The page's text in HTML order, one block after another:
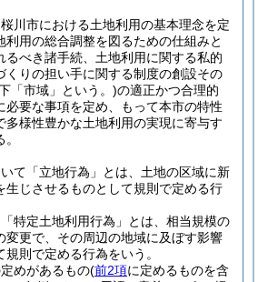
川市における土地利用の基本理念を定
利用の総合調整を図るための仕組みと
るべき諸手続、土地利用に関する私的
くりの担い手に関する制度の創設その
「市域」という。)の適正かつ合理的
必要な事項を定め、もって本市の特性
多様性豊かな土地利用の実現に寄与す
て「立地行為」とは、土地の区域に新
生じさせるものとして規則で定める行
特定土地利用行為」とは、相当規模の
変更で、その周辺の地域に及ぼす影響
則で定める行為をいう。
めがあるもの(前2項に定めるものを含